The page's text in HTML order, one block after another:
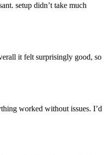
setup didn’t take much
it felt surprisingly good, so
worked without issues. I’d